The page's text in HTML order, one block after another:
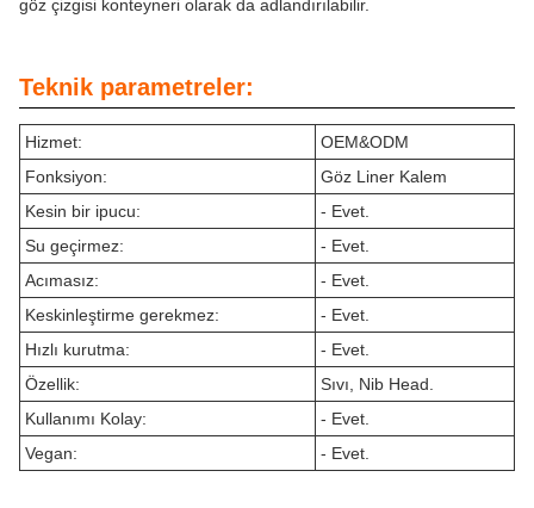
göz çizgisi konteyneri olarak da adlandırılabilir.
Teknik parametreler:
Hizmet:
OEM&ODM
Fonksiyon:
Göz Liner Kalem
Kesin bir ipucu:
- Evet.
Su geçirmez:
- Evet.
Acımasız:
- Evet.
Keskinleştirme gerekmez:
- Evet.
Hızlı kurutma:
- Evet.
Özellik:
Sıvı, Nib Head.
Kullanımı Kolay:
- Evet.
Vegan:
- Evet.